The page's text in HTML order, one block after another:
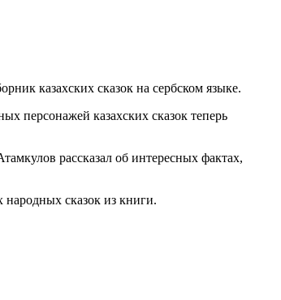
казахских сказок на сербском языке.
персонажей казахских сказок теперь
рассказал об интересных фактах,
народных сказок из книги.